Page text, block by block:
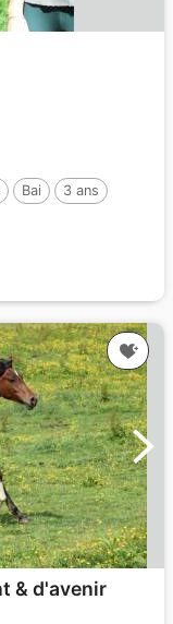
Bai
3 ans
& d'avenir